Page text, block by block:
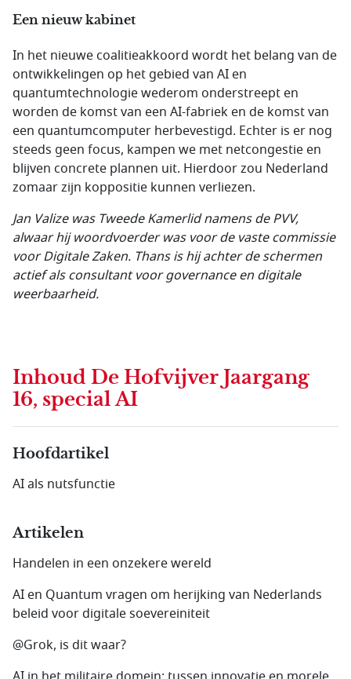
Een nieuw kabinet
In het nieuwe coalitieakkoord wordt het belang van de
ontwikkelingen op het gebied van AI en
quantumtechnologie wederom onderstreept en
worden de komst van een AI-fabriek en de komst van
een quantumcomputer herbevestigd. Echter is er nog
steeds geen focus, kampen we met netcongestie en
blijven concrete plannen uit. Hierdoor zou Nederland
zomaar zijn koppositie kunnen verliezen.
Jan Valize was Tweede Kamerlid namens de PVV,
alwaar hij woordvoerder was voor de vaste commissie
voor Digitale Zaken. Thans is hij achter de schermen
actief als consultant voor governance en digitale
weerbaarheid.
Inhoud De Hofvijver Jaargang
16, special AI
Hoofdartikel
AI als nutsfunctie
Artikelen
Handelen in een onzekere wereld
AI en Quantum vragen om herijking van Nederlands
beleid voor digitale soevereiniteit
@Grok, is dit waar?